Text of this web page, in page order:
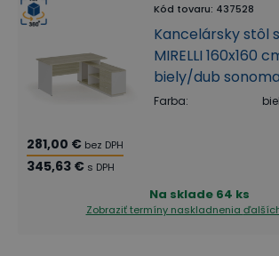
Kód tovaru: 437528
Kancelársky stôl
MIRELLI 160x160
biely/dub sonoma
Farba:
281,00 € bez DPH
345,63 € s DPH
Na sklade 64 ks
Zobraziť termíny naskladnenia